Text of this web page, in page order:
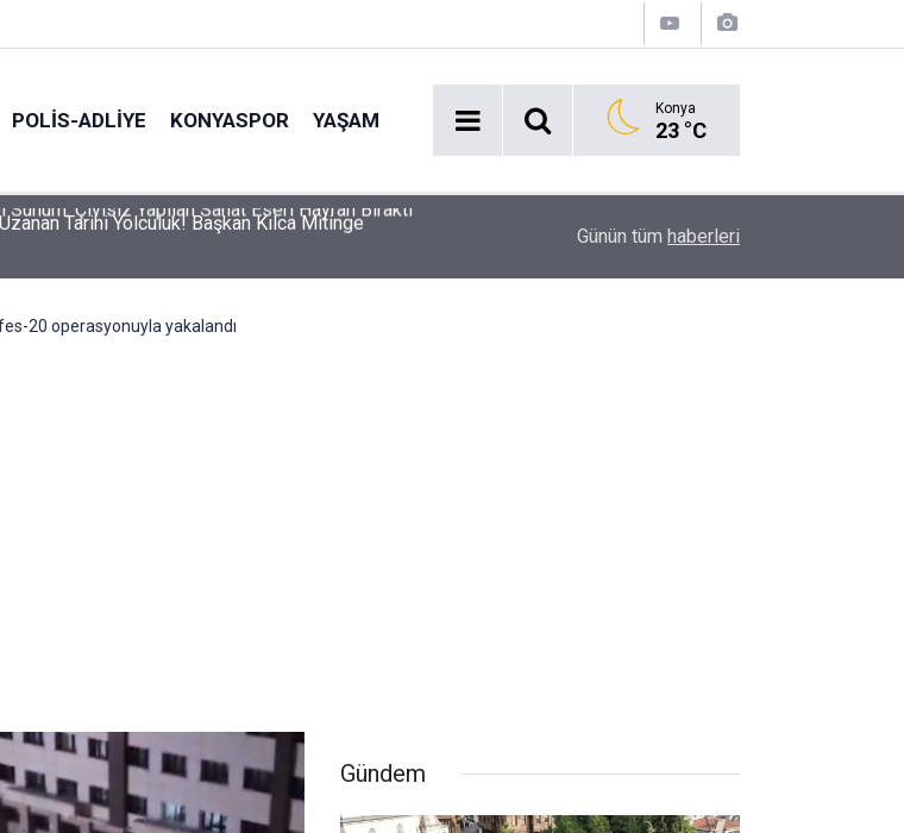
POLİS-ADLİYE KONYASPOR YAŞAM Konya
23 °C
Tarihi Yolculuk! Başkan Kılca Mitinge
Geri Sayım!
Günün tüm haberleri
20 operasyonuyla yakalandı
Gündem